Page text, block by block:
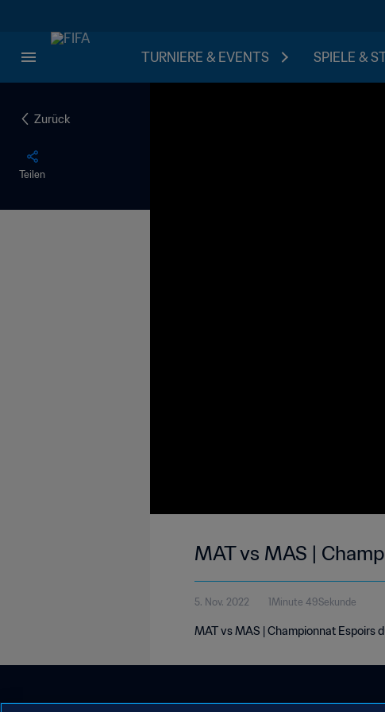
TURNIERE & EVENTS SPIELE &
Zurück
Teilen
MAT vs MAS |
5. Nov. 2022 1Minute 49Sekunde
MAT vs MAS | Championnat Espoirs